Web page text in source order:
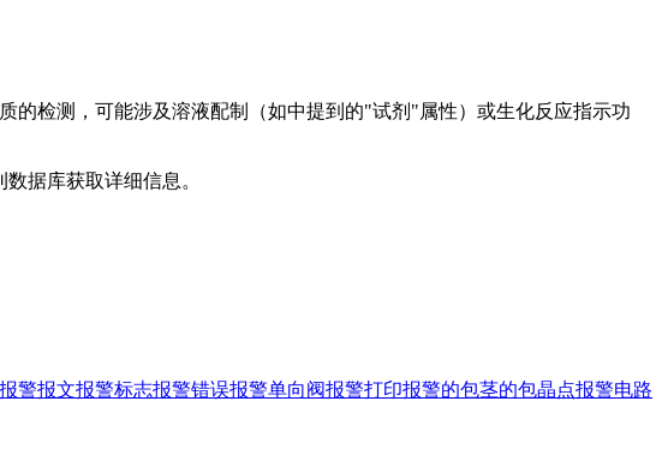
的检测，可能涉及溶液配制（如中提到的"试剂"属性）或生化反应指示功
据库获取详细信息。
报警报文报警标志报警错误报警单向阀报警打印报警的包茎的包晶点报警电路